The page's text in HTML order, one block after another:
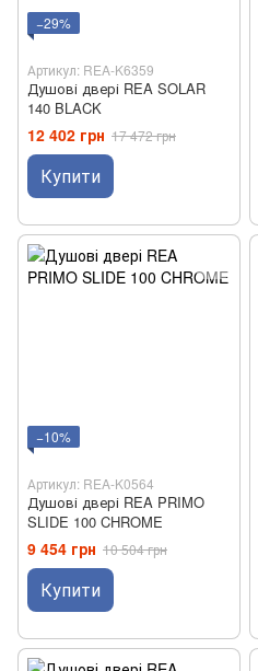
−29%
Артикул: REA-K6359
Душові двері REA SOLAR
140 BLACK
12 402 грн 17 472 грн
Купити
−10%
Артикул: REA-K0564
Душові двері REA PRIMO
SLIDE 100 CHROME
9 454 грн 10 504 грн
Купити